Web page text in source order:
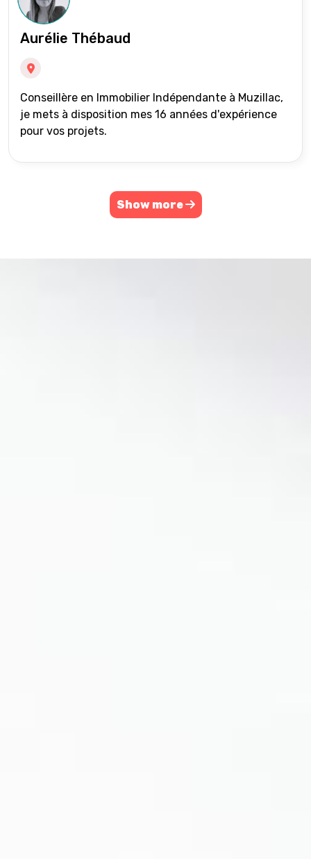
Aurélie Thébaud
Conseillère en Immobilier Indépendante à Muzillac,
je mets à disposition mes 16 années d'expérience
pour vos projets.
Show more